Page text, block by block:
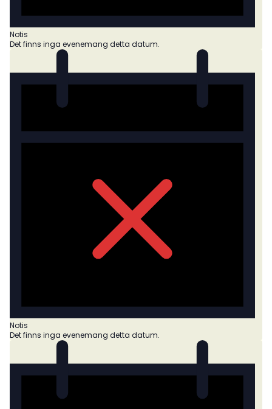
Notis
Det finns inga evenemang detta datum.
Notis
Det finns inga evenemang detta datum.